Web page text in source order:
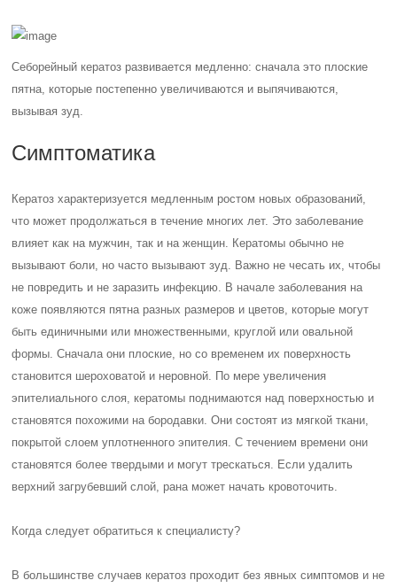
Себорейный кератоз развивается медленно: сначала это плоские
пятна, которые постепенно увеличиваются и выпячиваются,
вызывая зуд.
Симптоматика
Кератоз характеризуется медленным ростом новых образований,
что может продолжаться в течение многих лет. Это заболевание
влияет как на мужчин, так и на женщин. Кератомы обычно не
вызывают боли, но часто вызывают зуд. Важно не чесать их, чтобы
не повредить и не заразить инфекцию. В начале заболевания на
коже появляются пятна разных размеров и цветов, которые могут
быть единичными или множественными, круглой или овальной
формы. Сначала они плоские, но со временем их поверхность
становится шероховатой и неровной. По мере увеличения
эпителиального слоя, кератомы поднимаются над поверхностью и
становятся похожими на бородавки. Они состоят из мягкой ткани,
покрытой слоем уплотненного эпителия. С течением времени они
становятся более твердыми и могут трескаться. Если удалить
верхний загрубевший слой, рана может начать кровоточить.
Когда следует обратиться к специалисту?
В большинстве случаев кератоз проходит без явных симптомов и не